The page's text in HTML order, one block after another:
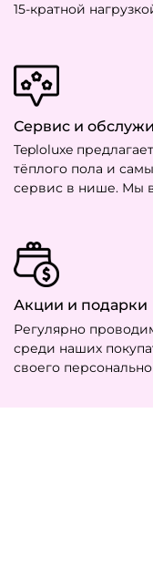
15-кратной
Сервис и
Teploluxe
тёплого пола и
сервис в нише. Мы
Акции и подарки
Регулярно
среди наших
своего